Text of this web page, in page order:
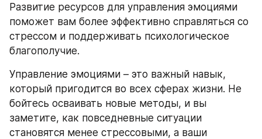
Развитие ресурсов для управления эмоциями
поможет вам более эффективно справляться со
стрессом и поддерживать психологическое
благополучие.
Управление эмоциями – это важный навык,
который пригодится во всех сферах жизни. Не
бойтесь осваивать новые методы, и вы
заметите, как повседневные ситуации
становятся менее стрессовыми, а ваши